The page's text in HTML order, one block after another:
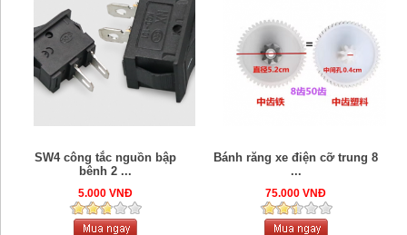
SW4 công tắc nguồn bập
bênh 2 ...
5.000 VNĐ
Bánh răng xe điện cỡ trung 8
...
75.000 VNĐ